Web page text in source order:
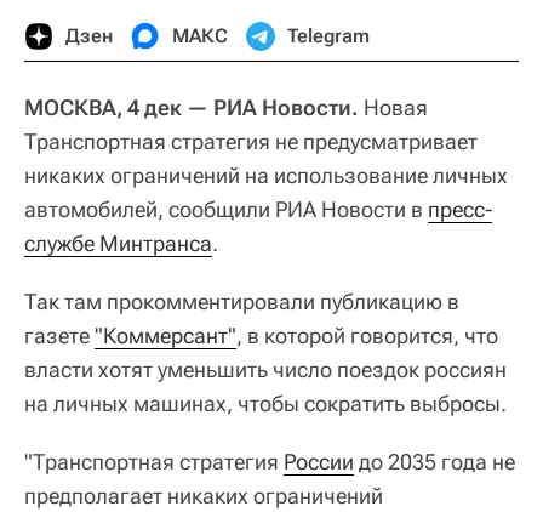
Дзен МАКС Telegram
МОСКВА, 4 дек — РИА Новости. Новая
Транспортная стратегия не предусматривает
никаких ограничений на использование личных
автомобилей, сообщили РИА Новости в пресс-
службе Минтранса.
Так там прокомментировали публикацию в
газете"Коммерсант", в которой говорится, что
власти хотят уменьшить число поездок россиян
на личных машинах, чтобы сократить выбросы.
"Транспортная стратегия России до 2035 года не
предполагает никаких ограничений